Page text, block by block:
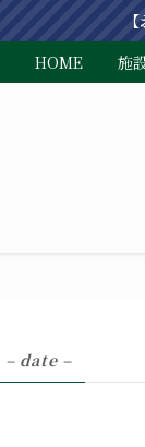
HOME 施
– date –